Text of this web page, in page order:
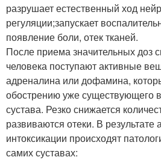
разрушает естественный ход
регуляции;запускает
появление боли, отек тканей.
После приема значительных доз
человека поступают активные
адреналина или дофамина,
обострению уже существующего
сустава. Резко снижается
развиваются отеки. В результате
интоксикации происходят
самих суставах: